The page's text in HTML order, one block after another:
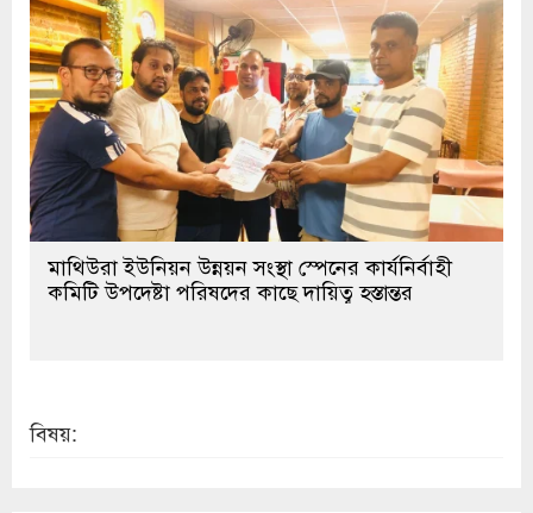
মাথিউরা ইউনিয়ন উন্নয়ন সংস্থা স্পেনের কার্যনির্বাহী
কমিটি উপদেষ্টা পরিষদের কাছে দায়িত্ব হস্তান্তর
বিষয়: